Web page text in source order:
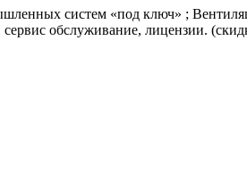
систем «под ключ» ;
сервис обслуживание, лицензии.